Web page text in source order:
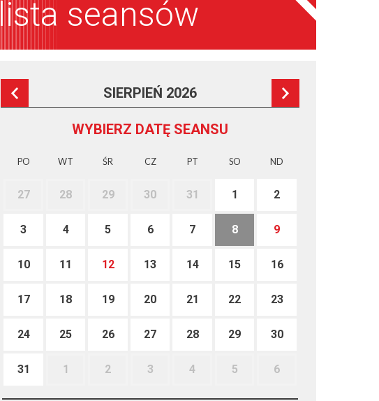
lista seansów
SIERPIEŃ 2026
WYBIERZ DATĘ SEANSU
PO WT ŚR CZ PT SO ND
27 28 29 30 31 1 2
3 4 5 6 7 8 9
10 11 12 13 14 15 16
17 18 19 20 21 22 23
24 25 26 27 28 29 30
31 1 2 3 4 5 6